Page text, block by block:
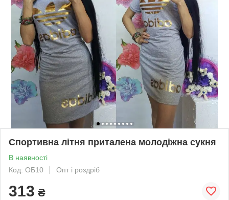
Спортивна літня приталена молодіжна сукня
В наявності
Код: ОБ10
Опт і роздріб
313 ₴